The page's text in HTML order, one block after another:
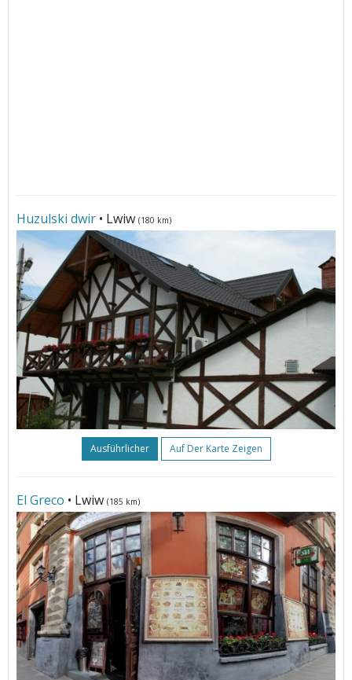
Huzulski dwir • Lwiw (180 km)
Ausführlicher Auf Der Karte Zeigen
El Greсo • Lwiw (185 km)